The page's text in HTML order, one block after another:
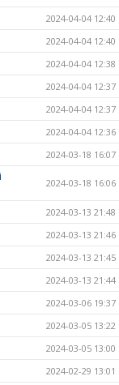
2024-04-04 12:40
2024-04-04 12:40
2024-04-04 12:38
2024-04-04 12:37
2024-04-04 12:37
2024-04-04 12:36
2024-03-18 16:07
2024-03-18 16:06
2024-03-13 21:48
2024-03-13 21:46
2024-03-13 21:45
2024-03-13 21:44
2024-03-06 19:37
2024-03-05 13:22
2024-03-05 13:00
2024-02-29 13:01